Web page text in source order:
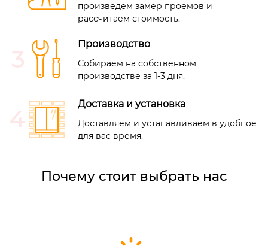
произведем замер проемов и
рассчитаем стоимость.
Производство
Собираем на собственном
производстве за 1-3 дня.
Доставка и установка
Доставляем и устанавливаем в удобное
для вас время.
Почему стоит выбрать нас